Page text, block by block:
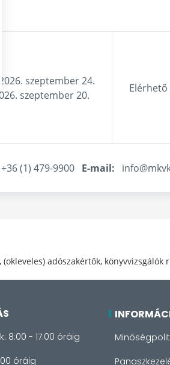
szeptember 24.
szeptember 20.
Elérhető
+36 (1) 479-9900 E-mail:
adószakértők, könyvvizsgálók
8:00 - 17:00 óráig
óráig